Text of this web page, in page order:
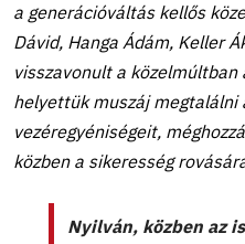
a generációváltás kellős
Dávid, Hanga Ádám, Keller
visszavonult a
helyettük muszáj megtalálni
vezéregyéniségeit,
közben a sikeresség
Nyilván, közben az